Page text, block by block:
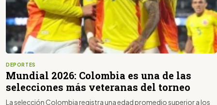
DEPORTES
Mundial 2026: Colombia es una de las
selecciones más veteranas del torneo
La selección Colombia registra una edad promedio superior a los